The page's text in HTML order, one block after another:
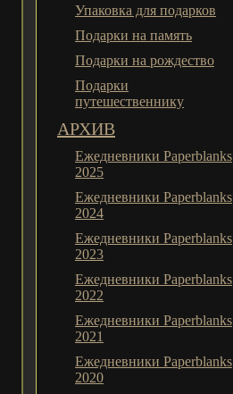
Упаковка для подарков
Подарки на память
Подарки на рождество
Подарки
путешественнику
АРХИВ
Ежедневники Paperblanks
2025
Ежедневники Paperblanks
2024
Ежедневники Paperblanks
2023
Ежедневники Paperblanks
2022
Ежедневники Paperblanks
2021
Ежедневники Paperblanks
2020